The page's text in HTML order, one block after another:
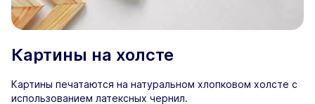
Картины на холсте
Картины печатаются на натуральном хлопковом холсте с
использованием латексных чернил.